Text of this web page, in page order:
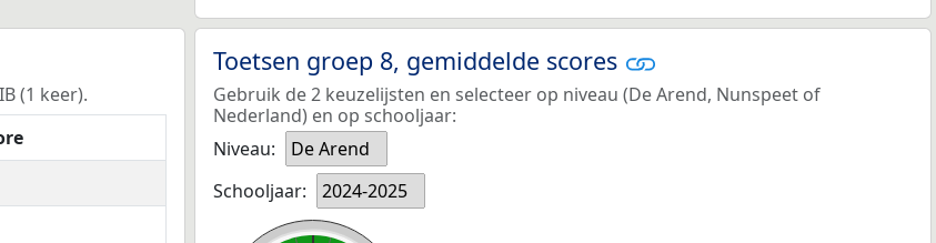
(1 keer).
Toetsen groep 8, gemiddelde scores
Gebruik de 2 keuzelijsten en selecteer op niveau (De Arend, Nunspeet of
Nederland) en op schooljaar:
Niveau:
De Arend
Schooljaar:
2024-2025